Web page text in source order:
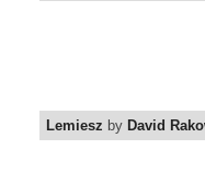
Lemiesz by David